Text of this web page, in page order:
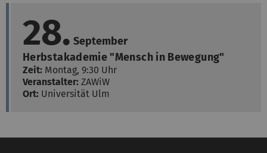
28. September
Herbstakademie "Mensch in Bewegung"
Zeit: Montag, 9:30 Uhr
Veranstalter: ZAWiW
Ort: Universität Ulm